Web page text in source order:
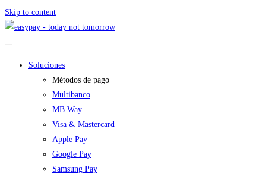
Skip to content
Soluciones
Métodos de pago
Multibanco
MB Way
Visa & Mastercard
Apple Pay
Google Pay
Samsung Pay